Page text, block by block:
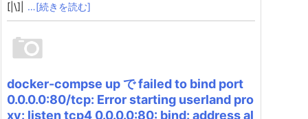
[|\]|
…[続きを読む]
docker-compse up で failed to bind port
0.0.0.0:80/tcp: Error starting userland pro
xy: listen tcp4 0.0.0.0:80: bind: address al